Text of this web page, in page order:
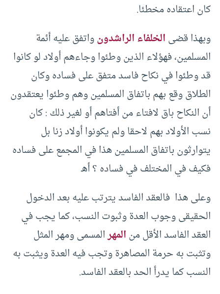
كان اعتقاده مخطئا.
وبهذا قضىالخلفاء الراشدونواتفق عليه أئمة
المسلمين، فهؤلاء الذين وطئوا وجاءهم أولاد لو كانوا
قد وطئوا في نكاح فاسد متفق على فساده وكان
الطلاق وقع بهم باتفاق المسلمين وهم وطئوا يعتقدون
أن النكاح باق لافتاء من أفتاهم أو لغير ذلك : كان
نسب الأولاد بهم لاحقا ولم يكونوا أولاد زنا بل
يتوارثون باتفاق المسلمين هذا في المجمع على فساده
فكيف في المختلف في فساده ؟ أهـ
وعلى هذا فالعقد الفاسد يترتب عليه بعد الدخول
الحقيقى وجوب العدة وثبوت النسب، كما يجب في
العقد الفاسد الأقل منالمهرالمسمى ومهر المثل
وتثبت به حرمة المصاهرة وتجب فيه العدة ويثبت به
النسب كما يدرأ الحد بالعقد الفاسد.